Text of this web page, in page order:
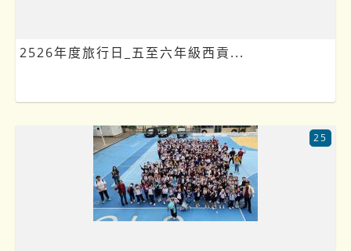
2526年度旅行日_五至六年級西貢...
25